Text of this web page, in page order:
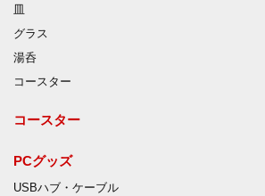
グラス
湯呑
コースター
コースター
PCグッズ
USBハブ・ケーブル